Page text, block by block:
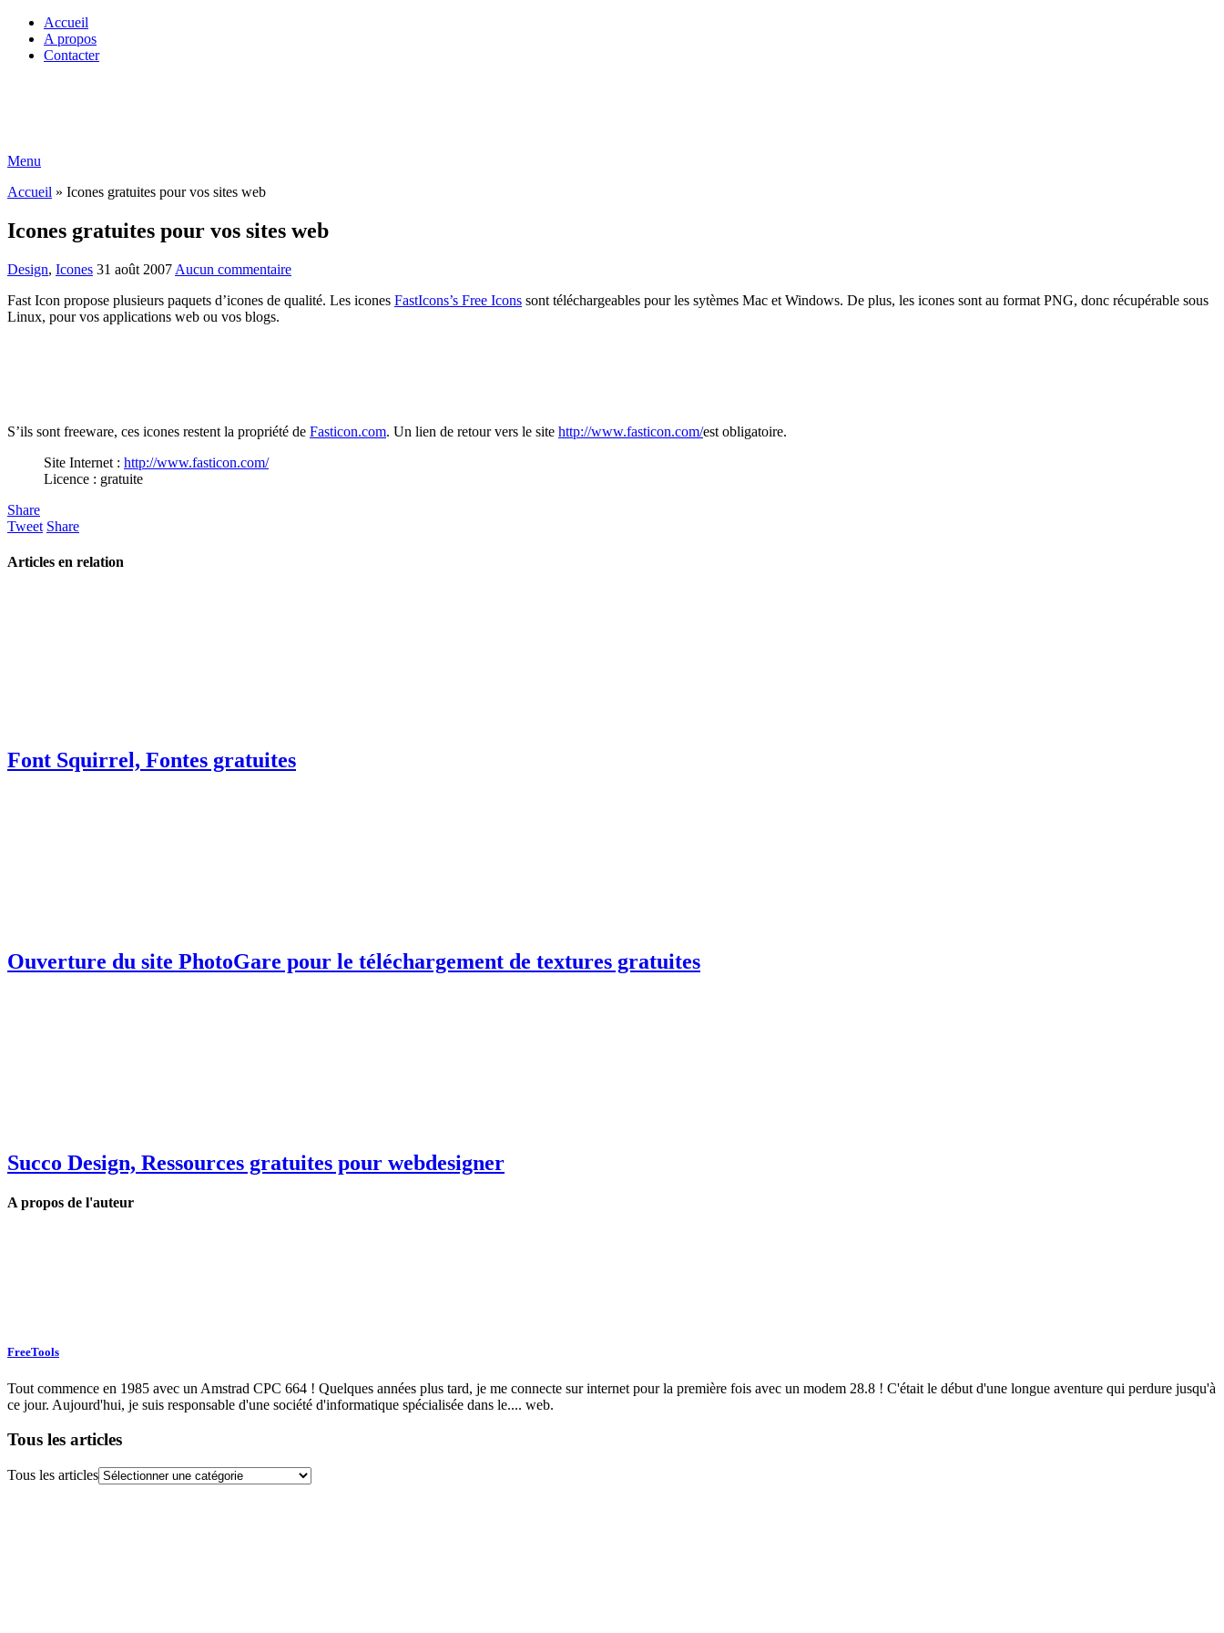
Accueil
A propos
Contacter
Menu
Accueil » Icones gratuites pour vos sites web
Icones gratuites pour vos sites web
Design, Icones 31 août 2007 Aucun commentaire
Fast Icon propose plusieurs paquets d’icones de qualité. Les icones FastIcons’s Free Icons sont téléchargeables pour les sytèmes Mac et Windows. De plus, les icones sont au format PNG, donc récupérable sous
Linux, pour vos applications web ou vos blogs.
S’ils sont freeware, ces icones restent la propriété de Fasticon.com. Un lien de retour vers le site http://www.fasticon.com/est obligatoire.
Site Internet : http://www.fasticon.com/
Licence : gratuite
Share
Tweet Share
Articles en relation
Font Squirrel, Fontes gratuites
Ouverture du site PhotoGare pour le téléchargement de textures gratuites
Succo Design, Ressources gratuites pour webdesigner
A propos de l'auteur
FreeTools
Tout commence en 1985 avec un Amstrad CPC 664 ! Quelques années plus tard, je me connecte sur internet pour la première fois avec un modem 28.8 ! C'était le début d'une longue aventure qui perdure jusqu'à
ce jour. Aujourd'hui, je suis responsable d'une société d'informatique spécialisée dans le.... web.
Tous les articles
Tous les articles